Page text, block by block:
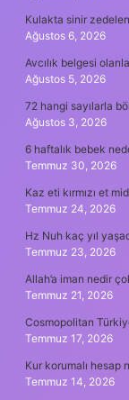
Kulakta sinir
Ağustos 6, 2026
Avcılık belgesi
Ağustos 5, 2026
72 hangi sayılarla
Ağustos 3, 2026
6 haftalık bebek
Temmuz 30, 2026
Kaz eti kırmızı et
Temmuz 24, 2026
Hz Nuh kaç yıl
Temmuz 23, 2026
Allah’a iman nedir
Temmuz 21, 2026
Cosmopolitan
Temmuz 17, 2026
Kur korumalı hesap
Temmuz 14, 2026